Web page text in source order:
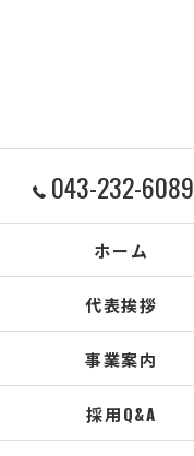
043-232-6089
ホーム
代表挨拶
事業案内
採用Q&A